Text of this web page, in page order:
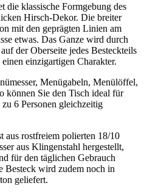
die klassische Formgebung des
Hirsch-Dekor. Die breiter
mit den geprägten Linien am
etwas. Das Ganze wird durch
der Oberseite jedes Besteckteils
einzigartigen Charakter.
Menügabeln, Menülöffel,
können Sie den Tisch ideal für
6 Personen gleichzeitig
aus rostfreiem polierten 18/10
aus Klingenstahl hergestellt,
für den täglichen Gebrauch
Besteck wird zudem noch in
geliefert.